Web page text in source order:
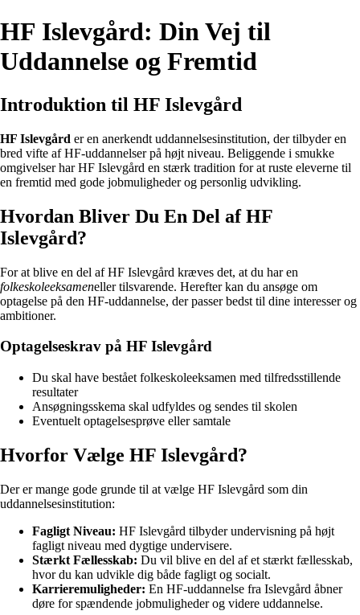
HF Islevgård: Din Vej til
Uddannelse og Fremtid
Introduktion til HF Islevgård
HF Islevgård er en anerkendt uddannelsesinstitution, der tilbyder en
bred vifte af HF-uddannelser på højt niveau. Beliggende i smukke
omgivelser har HF Islevgård en stærk tradition for at ruste eleverne til
en fremtid med gode jobmuligheder og personlig udvikling.
Hvordan Bliver Du En Del af HF
Islevgård?
For at blive en del af HF Islevgård kræves det, at du har en
folkeskoleeksameneller tilsvarende. Herefter kan du ansøge om
optagelse på den HF-uddannelse, der passer bedst til dine interesser og
ambitioner.
Optagelseskrav på HF Islevgård
Du skal have bestået folkeskoleeksamen med tilfredsstillende
resultater
Ansøgningsskema skal udfyldes og sendes til skolen
Eventuelt optagelsesprøve eller samtale
Hvorfor Vælge HF Islevgård?
Der er mange gode grunde til at vælge HF Islevgård som din
uddannelsesinstitution:
Fagligt Niveau: HF Islevgård tilbyder undervisning på højt
fagligt niveau med dygtige undervisere.
Stærkt Fællesskab: Du vil blive en del af et stærkt fællesskab,
hvor du kan udvikle dig både fagligt og socialt.
Karrieremuligheder: En HF-uddannelse fra Islevgård åbner
døre for spændende jobmuligheder og videre uddannelse.